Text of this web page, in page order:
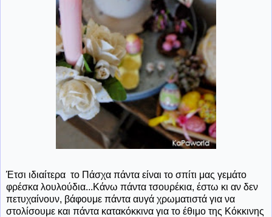
Έτσι ιδιαίτερα το Πάσχα πάντα είναι το σπίτι μας γεμάτο
φρέσκα λουλούδια...Κάνω πάντα τσουρέκια, έστω κι αν δεν
πετυχαίνουν, βάφουμε πάντα αυγά χρωματιστά για να
στολίσουμε και πάντα κατακόκκινα για το έθιμο της Κόκκινης